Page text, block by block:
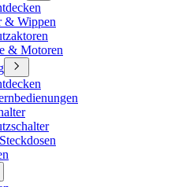
& Wippen
& Motoren